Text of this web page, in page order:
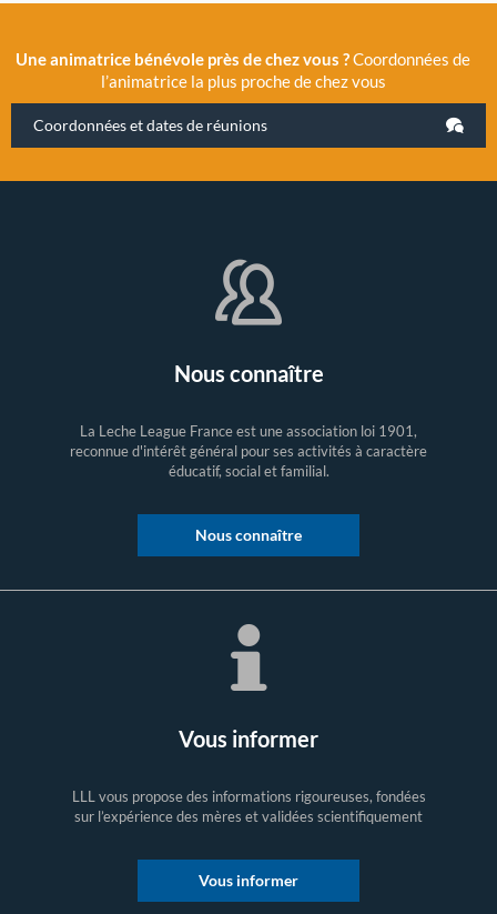
Une animatrice bénévole près de chez vous ?Coordonnées de
l’animatrice la plus proche de chez vous
Coordonnées et dates de réunions
Nous connaître
La Leche League France est une association loi 1901,
reconnue d'intérêt général pour ses activités à caractère
éducatif, social et familial.
Nous connaître
Vous informer
LLL vous propose des informations rigoureuses, fondées
sur l’expérience des mères et validées scientifiquement
Vous informer